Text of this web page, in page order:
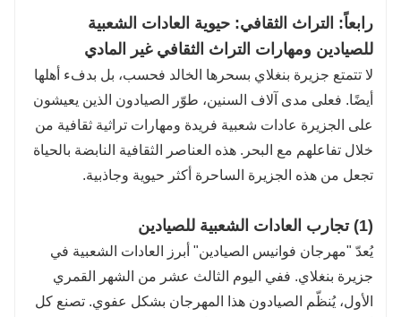
رابعاً: التراث الثقافي: حيوية العادات الشعبية
للصيادين ومهارات التراث الثقافي غير المادي
لا تتمتع جزيرة بنغلاي بسحرها الخالد فحسب، بل بدفء أهلها
أيضًا. فعلى مدى آلاف السنين، طوّر الصيادون الذين يعيشون
على الجزيرة عادات شعبية فريدة ومهارات تراثية ثقافية من
خلال تفاعلهم مع البحر. هذه العناصر الثقافية النابضة بالحياة
تجعل من هذه الجزيرة الساحرة أكثر حيوية وجاذبية.
(1) تجارب العادات الشعبية للصيادين
يُعدّ "مهرجان فوانيس الصيادين" أبرز العادات الشعبية في
جزيرة بنغلاي. ففي اليوم الثالث عشر من الشهر القمري
الأول، يُنظّم الصيادون هذا المهرجان بشكل عفوي. تصنع كل